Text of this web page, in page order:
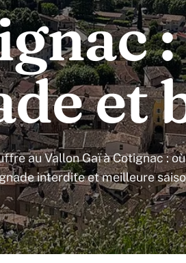
:
et
au Vallon Gaï à Cotignac :
interdite et meilleure